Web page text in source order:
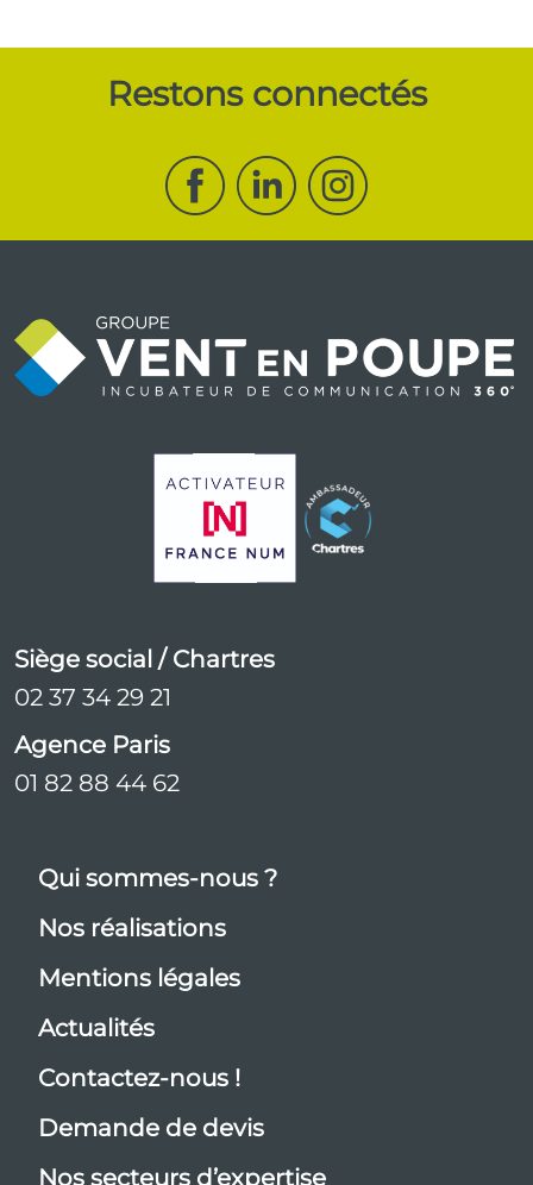
Restons connectés
Siège social / Chartres
02 37 34 29 21
Agence Paris
01 82 88 44 62
Qui sommes-nous ?
Nos réalisations
Mentions légales
Actualités
Contactez-nous !
Demande de devis
Nos secteurs d’expertise